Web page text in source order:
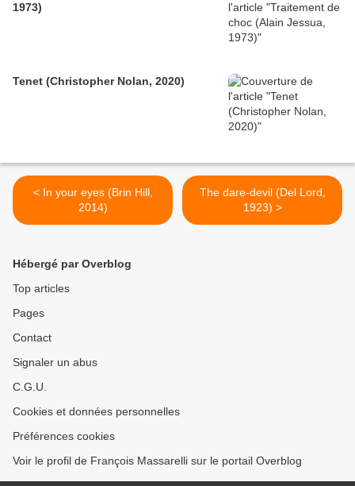
1973)
Tenet (Christopher Nolan, 2020)
< In your eyes (Brin Hill,
2014)
The dare-devil (Del Lord,
1923) >
Hébergé par Overblog
Top articles
Pages
Contact
Signaler un abus
C.G.U.
Cookies et données personnelles
Préférences cookies
Voir le profil de François Massarelli sur le portail Overblog